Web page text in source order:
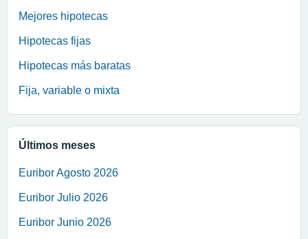
Mejores hipotecas
Hipotecas fijas
Hipotecas más baratas
Fija, variable o mixta
Últimos meses
Euribor Agosto 2026
Euribor Julio 2026
Euribor Junio 2026